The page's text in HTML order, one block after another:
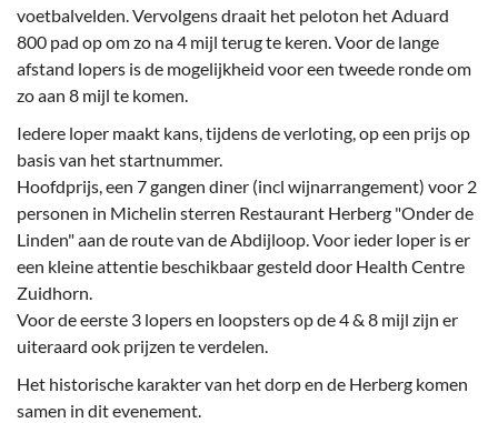
voetbalvelden. Vervolgens draait het peloton het Aduard
800 pad op om zo na 4 mijl terug te keren. Voor de lange
afstand lopers is de mogelijkheid voor een tweede ronde om
zo aan 8 mijl te komen.
Iedere loper maakt kans, tijdens de verloting, op een prijs op
basis van het startnummer.
Hoofdprijs, een 7 gangen diner (incl wijnarrangement) voor 2
personen in Michelin sterren Restaurant Herberg "Onder de
Linden" aan de route van de Abdijloop. Voor ieder loper is er
een kleine attentie beschikbaar gesteld door Health Centre
Zuidhorn.
Voor de eerste 3 lopers en loopsters op de 4 & 8 mijl zijn er
uiteraard ook prijzen te verdelen.
Het historische karakter van het dorp en de Herberg komen
samen in dit evenement.